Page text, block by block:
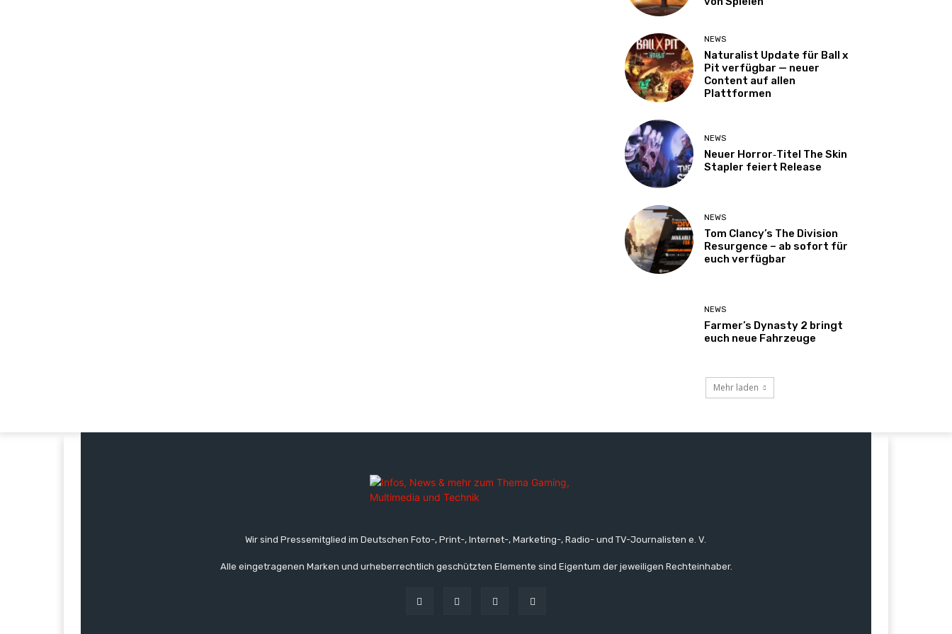
NEWS
Naturalist Update für Ball x
Pit verfügbar — neuer
Content auf allen
Plattformen
NEWS
Neuer Horror‑Titel The Skin
Stapler feiert Release
NEWS
Tom Clancy’s The Division
Resurgence – ab sofort für
euch verfügbar
NEWS
Farmer’s Dynasty 2 bringt
euch neue Fahrzeuge
Mehr laden
Wir sind Pressemitglied im Deutschen Foto-, Print-, Internet-, Marketing-, Radio- und TV-Journalisten e. V.
Alle eingetragenen Marken und urheberrechtlich geschützten Elemente sind Eigentum der jeweiligen Rechteinhaber.